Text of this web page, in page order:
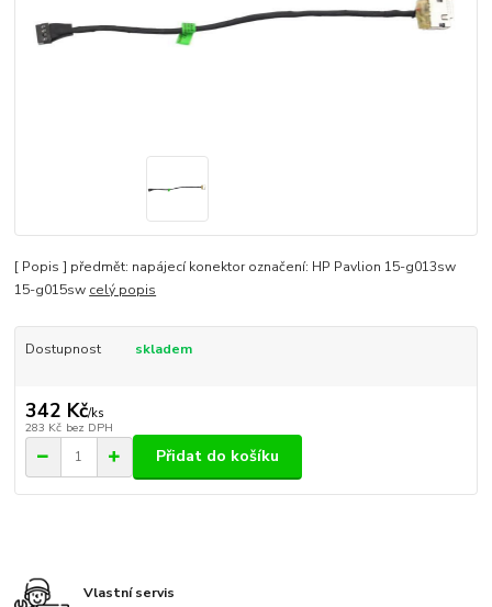
[ Popis ] předmět: napájecí konektor označení: HP Pavlion 15-g013sw
15-g015sw celý popis
Dostupnost skladem
342 Kč/ks
283 Kč bez DPH
Přidat do košíku
Vlastní servis